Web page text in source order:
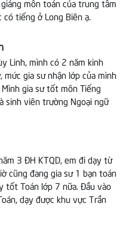
môn toán của trung tâm
có tiếng ở Long Biên ạ.
Linh, mình có 2 năm kinh
mức gia sư nhận lớp của mình
gia sư tốt môn Tiếng
sinh viên trường Ngoại ngữ
3 ĐH KTQD, em đi dạy từ
cũng đang gia sư 1 bạn toán
tốt Toán lớp 7 nữa. Đầu vào
dạy được khu vực Trần